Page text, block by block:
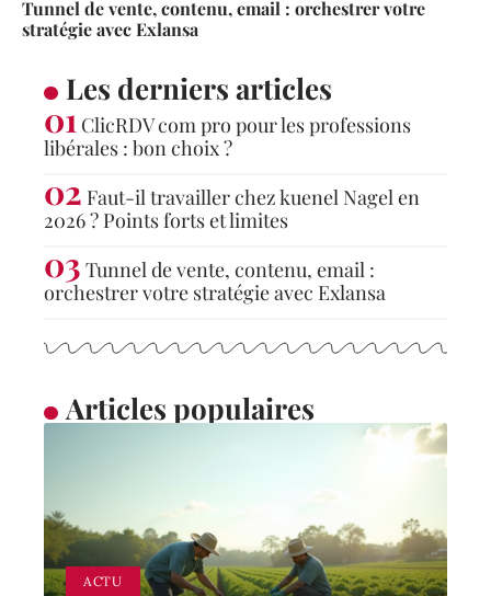
Tunnel de vente, contenu, email : orchestrer votre
stratégie avec Exlansa
Les derniers articles
ClicRDV com pro pour les professions
libérales : bon choix ?
Faut-il travailler chez kuenel Nagel en
2026 ? Points forts et limites
Tunnel de vente, contenu, email :
orchestrer votre stratégie avec Exlansa
Articles populaires
ACTU